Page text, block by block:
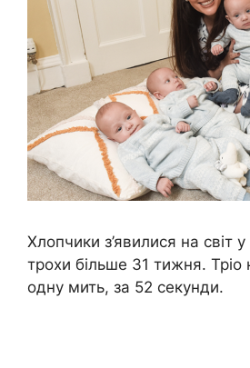
Хлопчики з’явилися на світ у
трохи більше 31 тижня. Тріо
одну мить, за 52 секунди.